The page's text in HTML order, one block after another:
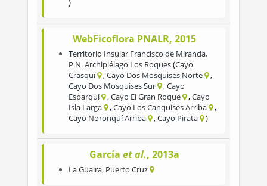
WebFicoflora PNALR, 2015
Territorio Insular Francisco de Miranda,
P.N. Archipiélago Los Roques Cayo
Crasquí
Cayo Dos Mosquises Norte
Cayo Dos Mosquises Sur
Cayo
Esparquí
Cayo El Gran Roque
Cayo
Isla Larga
Cayo Los Canquises Arriba
Cayo Noronquí Arriba
Cayo Pirata
García et al., 2013a
La Guaira, Puerto Cruz